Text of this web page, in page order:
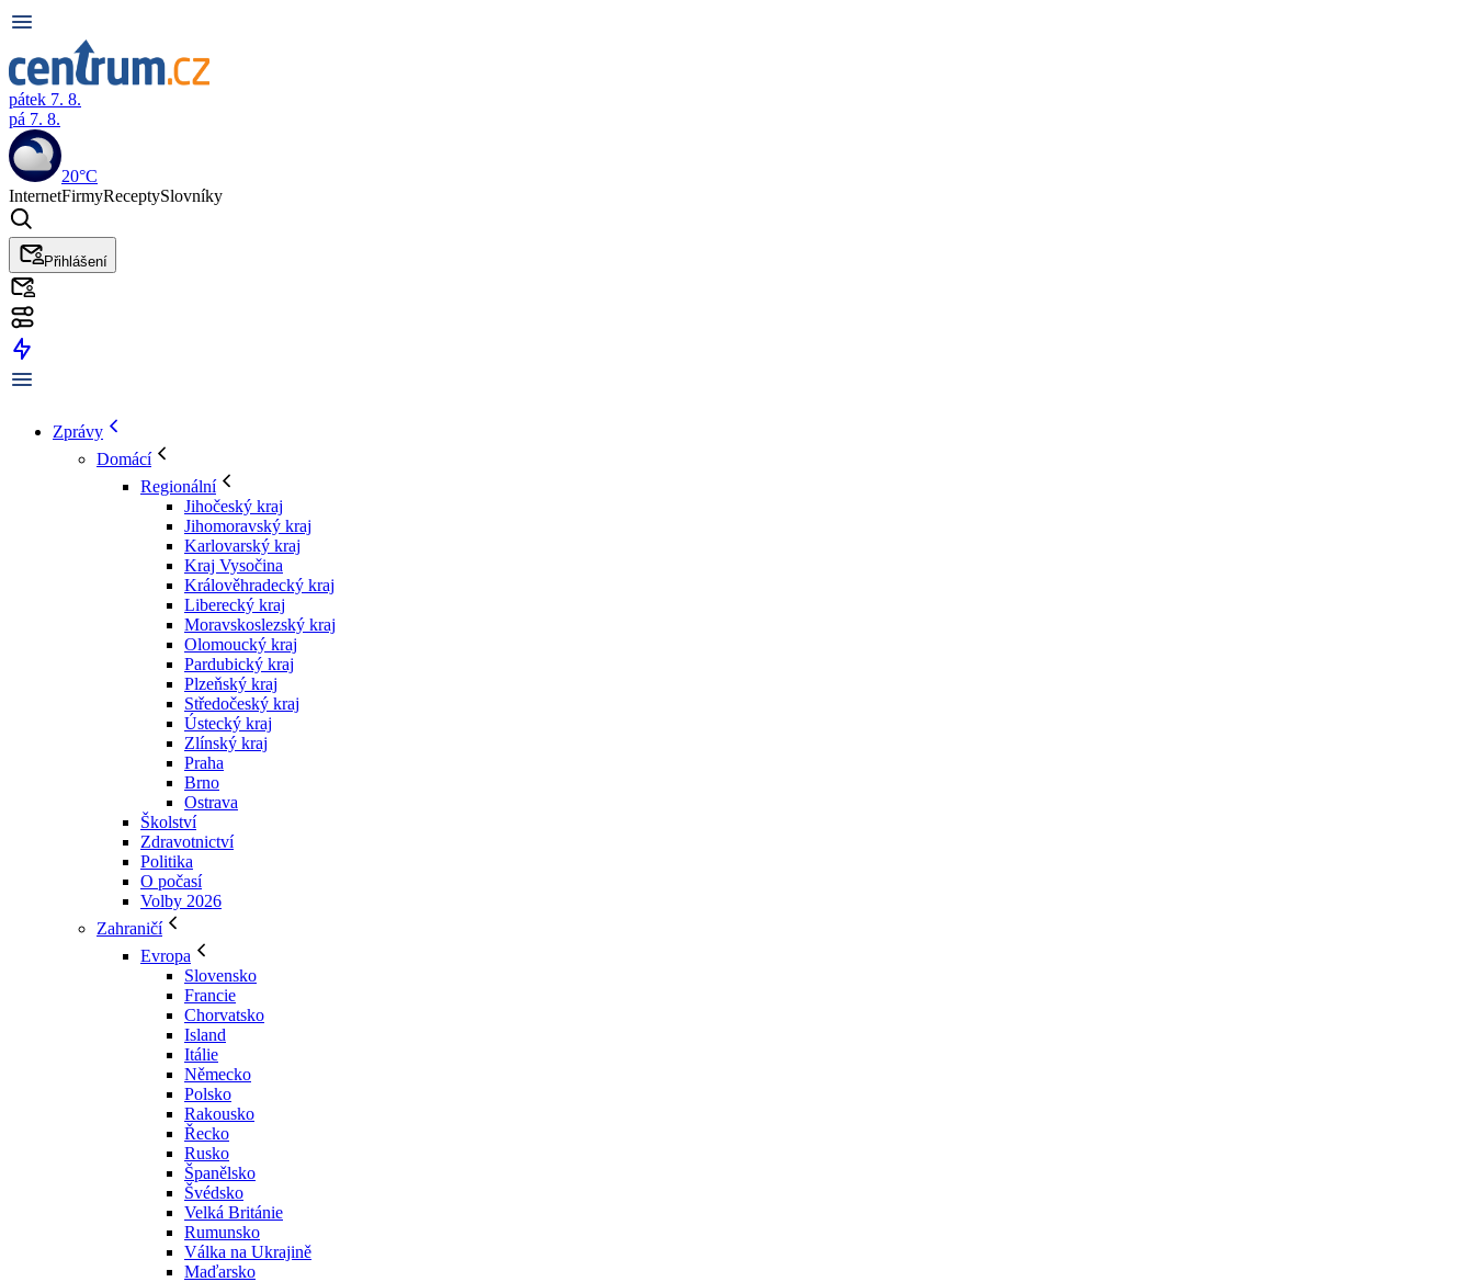
pátek 7. 8.
pá 7. 8.
20°C
InternetFirmyReceptySlovníky
Přihlášení
Zprávy
Domácí
Regionální
Jihočeský kraj
Jihomoravský kraj
Karlovarský kraj
Kraj Vysočina
Králověhradecký kraj
Liberecký kraj
Moravskoslezský kraj
Olomoucký kraj
Pardubický kraj
Plzeňský kraj
Středočeský kraj
Ústecký kraj
Zlínský kraj
Praha
Brno
Ostrava
Školství
Zdravotnictví
Politika
O počasí
Volby 2026
Zahraničí
Evropa
Slovensko
Francie
Chorvatsko
Island
Itálie
Německo
Polsko
Rakousko
Řecko
Rusko
Španělsko
Švédsko
Velká Británie
Rumunsko
Válka na Ukrajině
Maďarsko